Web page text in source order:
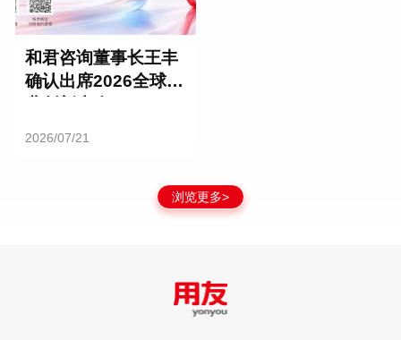
和君咨询董事长王丰
确认出席2026全球商
2026/07/21
浏览更多>